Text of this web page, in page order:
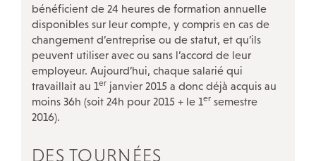
Discriminations
Travail du dimanche
La CFDT à la CPAM Paris
Conseil des générations futures
bénéficient de 24 heures de formation annuelle
disponibles sur leur compte, y compris en cas de
changement d’entreprise ou de statut, et qu’ils
peuvent utiliser avec ou sans l’accord de leur
employeur. Aujourd’hui, chaque salarié qui
travaillait au 1er janvier 2015 a donc déjà acquis au
moins 36h (soit 24h pour 2015 + le 1er semestre
2016).
DES TOURNÉES